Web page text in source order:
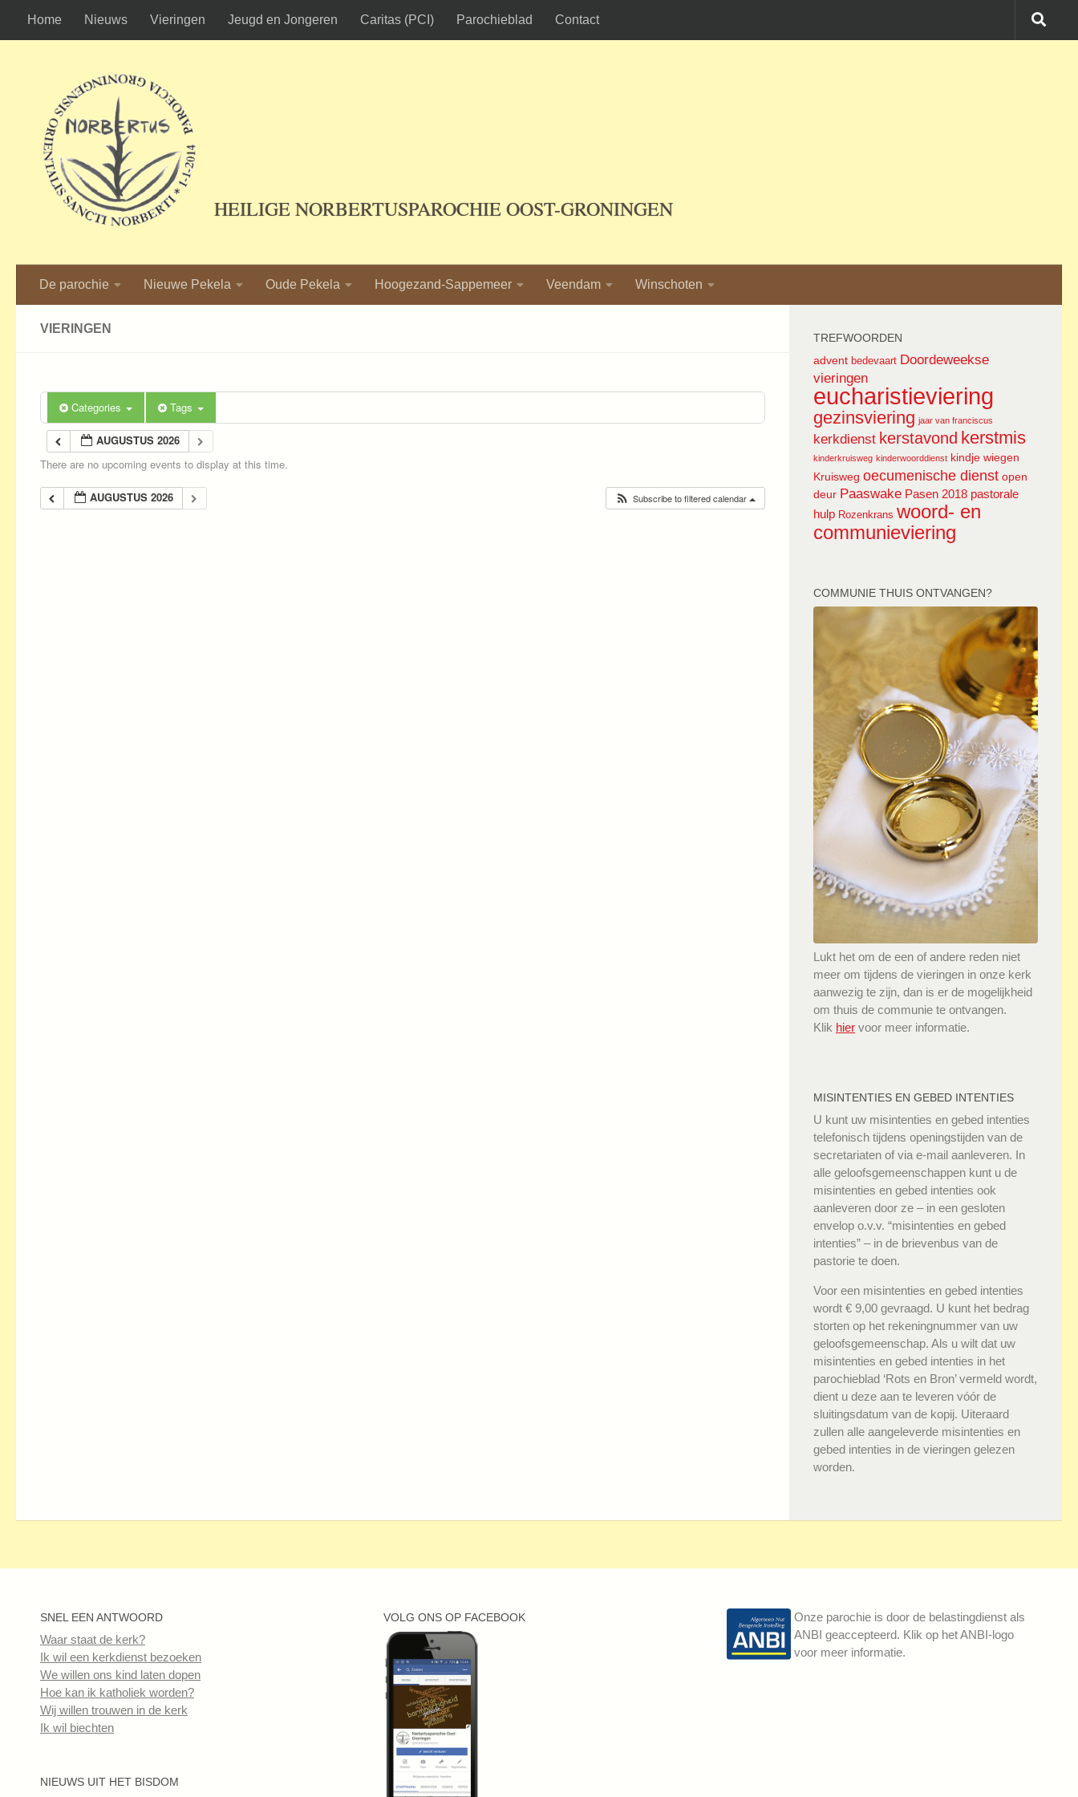
Ga naar de inhoud
Home Nieuws Vieringen Jeugd en Jongeren Caritas (PCI) Parochieblad Contact
HEILIGE NORBERTUSPAROCHIE OOST-GRONINGEN
De parochie Nieuwe Pekela Oude Pekela Hoogezand-Sappemeer Veendam Winschoten
VIERINGEN
Categories Tags
AUGUSTUS 2026
There are no upcoming events to display at this time.
AUGUSTUS 2026 Subscribe to filtered calendar
TREFWOORDEN
advent bedevaart Doordeweekse
vieringen
eucharistieviering
gezinsviering jaar van franciscus
kerkdienst kerstavond kerstmis
kinderkruisweg kinderwoorddienst kindje wiegen
Kruisweg oecumenische dienst open
deur Paaswake Pasen 2018 pastorale
hulp Rozenkrans woord- en
communieviering
COMMUNIE THUIS ONTVANGEN?
Lukt het om de een of andere reden niet
meer om tijdens de vieringen in onze kerk
aanwezig te zijn, dan is er de mogelijkheid
om thuis de communie te ontvangen.
Klik hier voor meer informatie.
MISINTENTIES EN GEBED INTENTIES
U kunt uw misintenties en gebed intenties
telefonisch tijdens openingstijden van de
secretariaten of via e-mail aanleveren. In
alle geloofsgemeenschappen kunt u de
misintenties en gebed intenties ook
aanleveren door ze – in een gesloten
envelop o.v.v. “misintenties en gebed
intenties” – in de brievenbus van de
pastorie te doen.
Voor een misintenties en gebed intenties
wordt € 9,00 gevraagd. U kunt het bedrag
storten op het rekeningnummer van uw
geloofsgemeenschap. Als u wilt dat uw
misintenties en gebed intenties in het
parochieblad ‘Rots en Bron’ vermeld wordt,
dient u deze aan te leveren vóór de
sluitingsdatum van de kopij. Uiteraard
zullen alle aangeleverde misintenties en
gebed intenties in de vieringen gelezen
worden.
SNEL EEN ANTWOORD
Waar staat de kerk?
Ik wil een kerkdienst bezoeken
We willen ons kind laten dopen
Hoe kan ik katholiek worden?
Wij willen trouwen in de kerk
Ik wil biechten
NIEUWS UIT HET BISDOM
VOLG ONS OP FACEBOOK
Onze parochie is door de belastingdienst als
ANBI geaccepteerd. Klik op het ANBI-logo
voor meer informatie.